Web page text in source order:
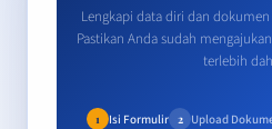
Lengkapi data diri dan
Pastikan Anda sudah
terlebih
1 Isi Formulir 2 Upload